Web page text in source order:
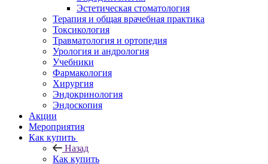
Эстетическая стоматология
Терапия и общая врачебная практика
Токсикология
Травматология и ортопедия
Урология и андрология
Учебники
Фармакология
Хирургия
Эндокринология
Эндоскопия
Акции
Мероприятия
Как купить
Назад
Как купить